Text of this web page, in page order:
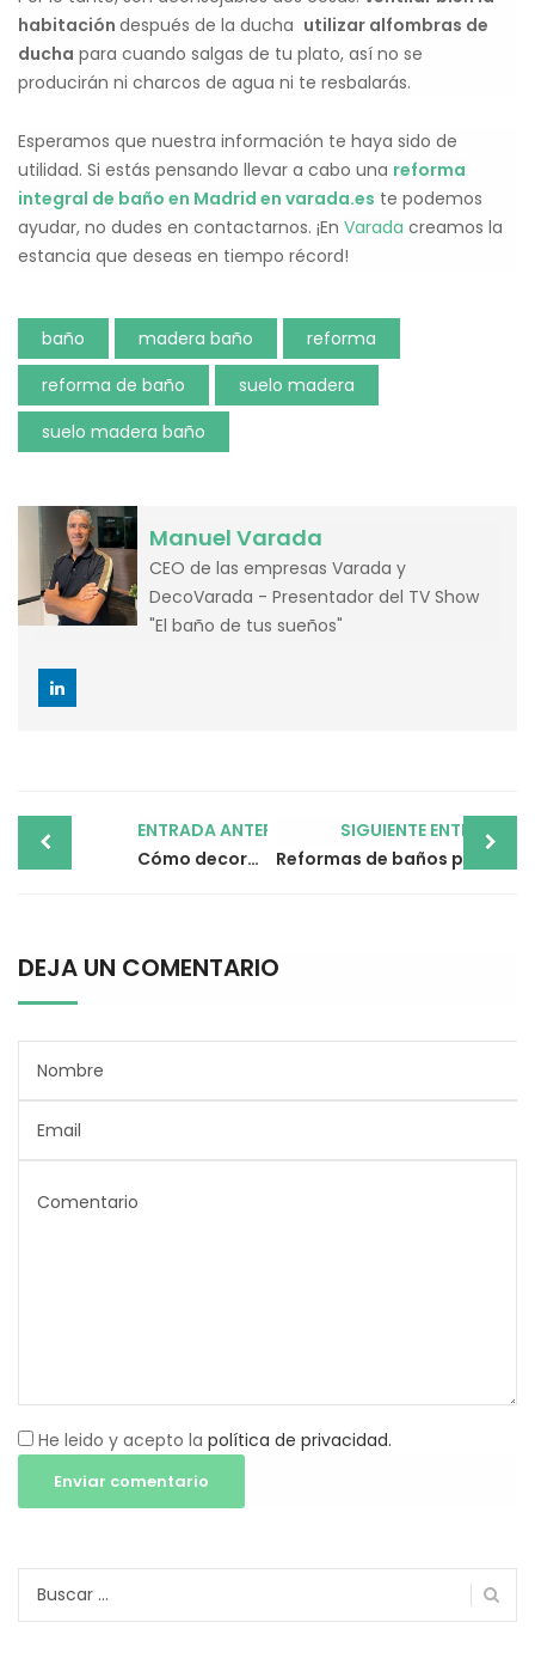
habitación después de la ducha utilizar alfombras de
ducha para cuando salgas de tu plato, así no se
producirán ni charcos de agua ni te resbalarás.
Esperamos que nuestra información te haya sido de
utilidad. Si estás pensando llevar a cabo una reforma
integral de baño en Madrid en varada.es te podemos
ayudar, no dudes en contactarnos. ¡En Varada creamos la
estancia que deseas en tiempo récord!
baño madera baño
reforma
reforma de baño
suelo madera
suelo madera baño
Manuel Varada
CEO de las empresas Varada y
DecoVarada - Presentador del TV Show
"El baño de tus sueños"
navigation
ENTRADA ANTERIOR
Cómo decorar un cuarto de baño, un must have imprescindible
SIGUIENTE ENTRADA
DEJA UN COMENTARIO
He leido y acepto la política de privacidad.